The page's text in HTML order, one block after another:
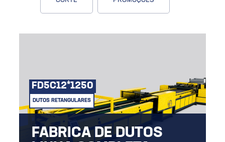
FD5C12*1250
DUTOS RETANGULARES
FABRICA DE DUTOS